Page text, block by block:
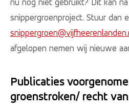
snippergroenproject. Stuur dan
afgelopen nemen wij nieuwe
Publicaties
groenstroken/ recht